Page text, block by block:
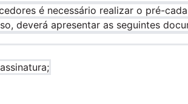
é necessário realizar o pré-
deverá apresentar as seguintes